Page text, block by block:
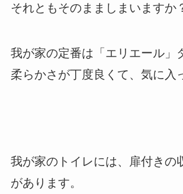
それともそのまましまいますか
我が家の定番は「エリエール」
柔らかさが丁度良くて、気に入
我が家のトイレには、扉付きの
があります。